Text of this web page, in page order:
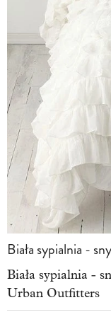
Biała sypialnia -
Biała sypialnia -
Urban Outfitters